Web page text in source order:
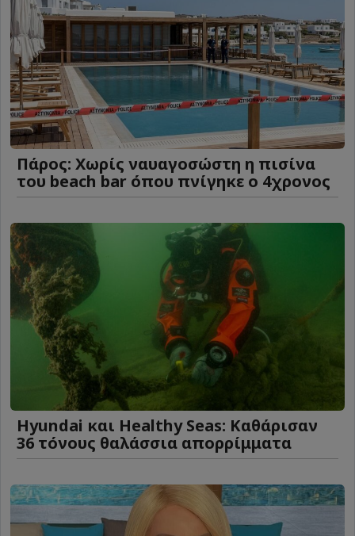
Πάρος: Χωρίς ναυαγοσώστη η πισίνα
του beach bar όπου πνίγηκε ο 4χρονος
Hyundai και Healthy Seas: Καθάρισαν
36 τόνους θαλάσσια απορρίμματα